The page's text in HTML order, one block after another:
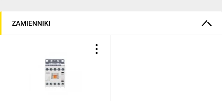
ZAMIENNIKI